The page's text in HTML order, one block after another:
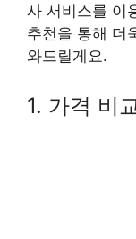
사 서비스를 이
추천을 통해 더
와드릴게요.
1. 가격 비